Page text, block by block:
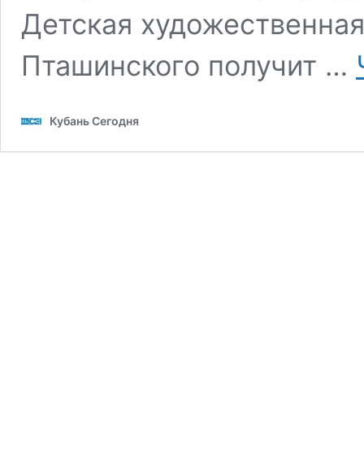
Детская
Пташинского получит …
Кубань Сегодня